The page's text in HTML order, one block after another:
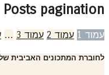
Posts
1 עמוד2 עמוד3
…
המתכונים האביבית שלי